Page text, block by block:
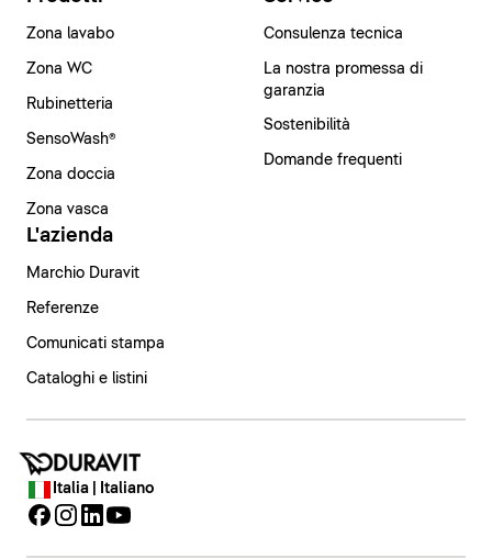
Zona lavabo
Zona WC
Rubinetteria
SensoWash®
Zona doccia
Zona vasca
Consulenza tecnica
La nostra promessa di
garanzia
Sostenibilità
Domande frequenti
L'azienda
Marchio Duravit
Referenze
Comunicati stampa
Cataloghi e listini
Italia | Italiano